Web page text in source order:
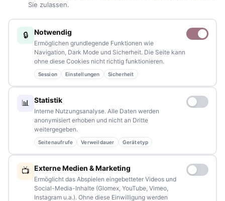
kennen eine Geschichte, die erzählt werden sollte?
Schreiben Sie uns – gemeinsam mit unseren Leserinnen und
Lesern bleiben wir am Puls der Zeit.
Partnerschaften: info@tennews.de
NAVIGATION
Home
Sie zulassen.
🔒 Notwendig
Ermöglichen grundlegende Funktionen wie
Navigation, Dark Mode und Sicherheit. Die Seite kann
ohne diese Cookies nicht richtig funktionieren.
Session Einstellungen Sicherheit
📊 Statistik
Interne Nutzungsanalyse. Alle Daten werden
anonymisiert erhoben und nicht an Dritte
weitergegeben.
Seitenaufrufe Verweildauer Gerätetyp
📺 Externe Medien & Marketing
Ermöglicht das Abspielen eingebetteter Videos und
Social-Media-Inhalte (Glomex, YouTube, Vimeo,
Instagram u.a.). Ohne diese Einwilligung werden